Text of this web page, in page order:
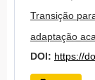
Transição
adaptação
DOI: https://